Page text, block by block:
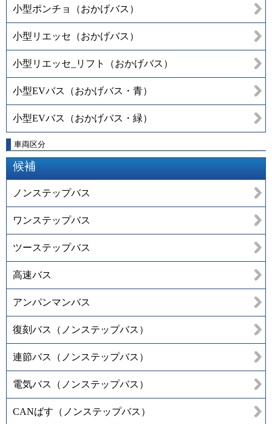
小型ポンチョ（おかげバス）
小型リエッセ（おかげバス）
小型リエッセ_リフト（おかげバス）
小型EVバス（おかげバス・青）
小型EVバス（おかげバス・緑）
車両区分
候補
ノンステップバス
ワンステップバス
ツーステップバス
高速バス
アンパンマンバス
復刻バス（ノンステップバス）
連節バス（ノンステップバス）
電気バス（ノンステップバス）
CANばす（ノンステップバス）